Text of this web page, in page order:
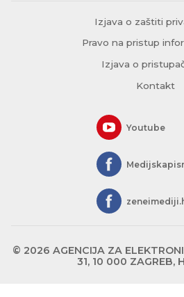
Izjava o zaštiti
Pravo na pristup
Izjava o
Kontakt
Youtube
© 2026 AGENCIJA ZA
31, 10 000 ZAGREB,